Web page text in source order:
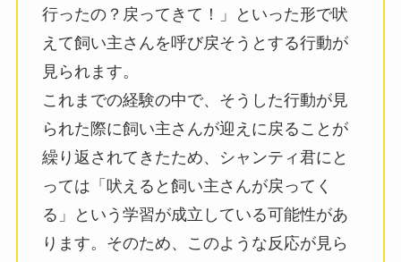
行ったの？戻ってきて！」といった形で吠
えて飼い主さんを呼び戻そうとする行動が
見られます。
これまでの経験の中で、そうした行動が見
られた際に飼い主さんが迎えに戻ることが
繰り返されてきたため、シャンティ君にと
っては「吠えると飼い主さんが戻ってく
る」という学習が成立している可能性があ
ります。そのため、このような反応が見ら